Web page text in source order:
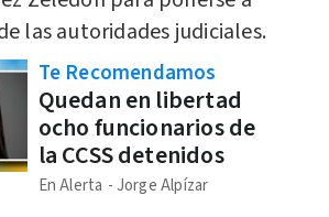
las autoridades judiciales.
Te Recomendamos
Quedan en libertad
ocho funcionarios de
la CCSS detenidos
En Alerta Jorge Alpízar